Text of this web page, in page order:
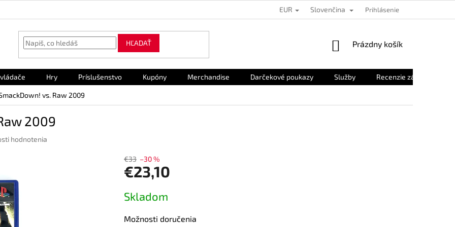
EUR Slovenčina Prihlásenie
HĽADAŤ
NÁKUPNÝ
Prázdny košík
Hry Príslušenstvo Kupóny Merchandise Darčekové poukazy Služby Recenzie zákazníkov
vs. Raw 2009
2009
hodnotenia
€33 –30 %
€23,10
cena:
Skladom
Možnosti doručenia